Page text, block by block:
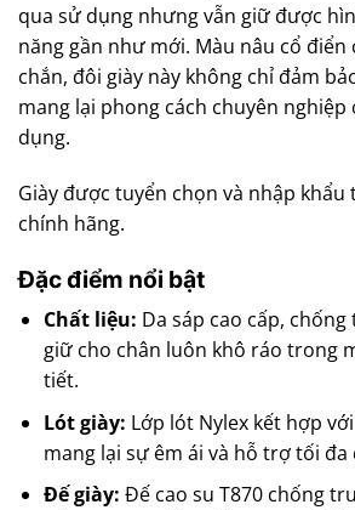
qua sử dụng nhưng vẫn giữ được
năng gần như mới. Màu nâu cổ điển
chắn, đôi giày này không chỉ đảm
mang lại phong cách chuyên
dụng.
Giày được tuyển chọn và nhập khẩu
chính hãng.
Đặc điểm nổi bật
Chất liệu: Da sáp cao cấp,
giữ cho chân luôn khô ráo trong
tiết.
Lót giày: Lớp lót Nylex kết hợp
mang lại sự êm ái và hỗ trợ tối đa
Đế giày: Đế cao su T870 chống